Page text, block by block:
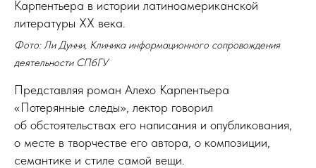
Карпентьера в истории латиноамериканской
литературы XX века.
Фото: Ли Дунни, Клиника информационного сопровождения
деятельности СПбГУ
Представляя роман Алехо Карпентьера
«Потерянные следы», лектор говорил
об обстоятельствах его написания и опубликования,
о месте в творчестве его автора, о композиции,
семантике и стиле самой вещи.